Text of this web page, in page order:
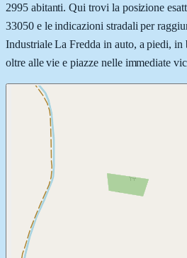
2995 abitanti. Qui trovi la posizione
33050 e le indicazioni stradali per
Industriale La Fredda in auto, a piedi,
oltre alle vie e piazze nelle immediate